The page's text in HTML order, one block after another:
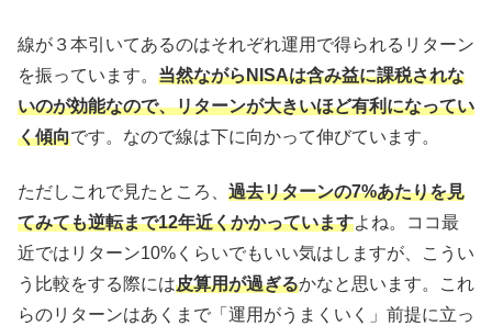
線が３本引いてあるのはそれぞれ運用で得られるリターン
を振っています。 当然ながらNISAは含み益に課税されな
いのが効能なので、リターンが大きいほど有利になってい
く傾向です。なので線は下に向かって伸びています。
ただしこれで見たところ、 過去リターンの7%あたりを見
てみても逆転まで12年近くかかっていますよね。ココ最
近ではリターン10%くらいでもいい気はしますが、こうい
う比較をする際には皮算用が過ぎるかなと思います。これ
らのリターンはあくまで「運用がうまくいく」前提に立っ